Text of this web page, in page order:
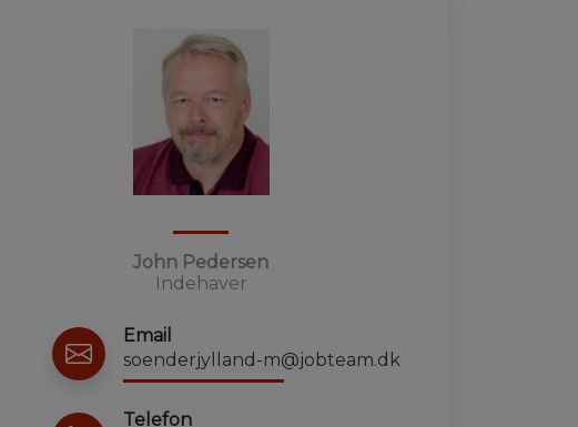
John Pedersen
Indehaver
Email
soenderjylland-m@jobteam.dk
Telefon